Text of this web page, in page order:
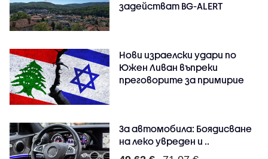
задействат BG-ALERT
Нови израелски удари по
Южен Ливан въпреки
преговорите за примирие
За автомобила: Боядисване
на леко увреден и ..